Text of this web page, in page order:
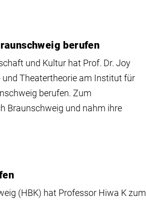
berufen
und Kultur hat Prof. Dr. Joy
Theatertheorie am Institut für
berufen. Zum
Braunschweig und nahm ihre
(HBK) hat Professor Hiwa K zum